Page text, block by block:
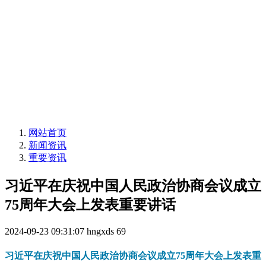
网站首页
新闻资讯
重要资讯
习近平在庆祝中国人民政治协商会议成立
75周年大会上发表重要讲话
2024-09-23 09:31:07 hngxds 69
习近平在庆祝中国人民政治协商会议成立75周年大会上发表重